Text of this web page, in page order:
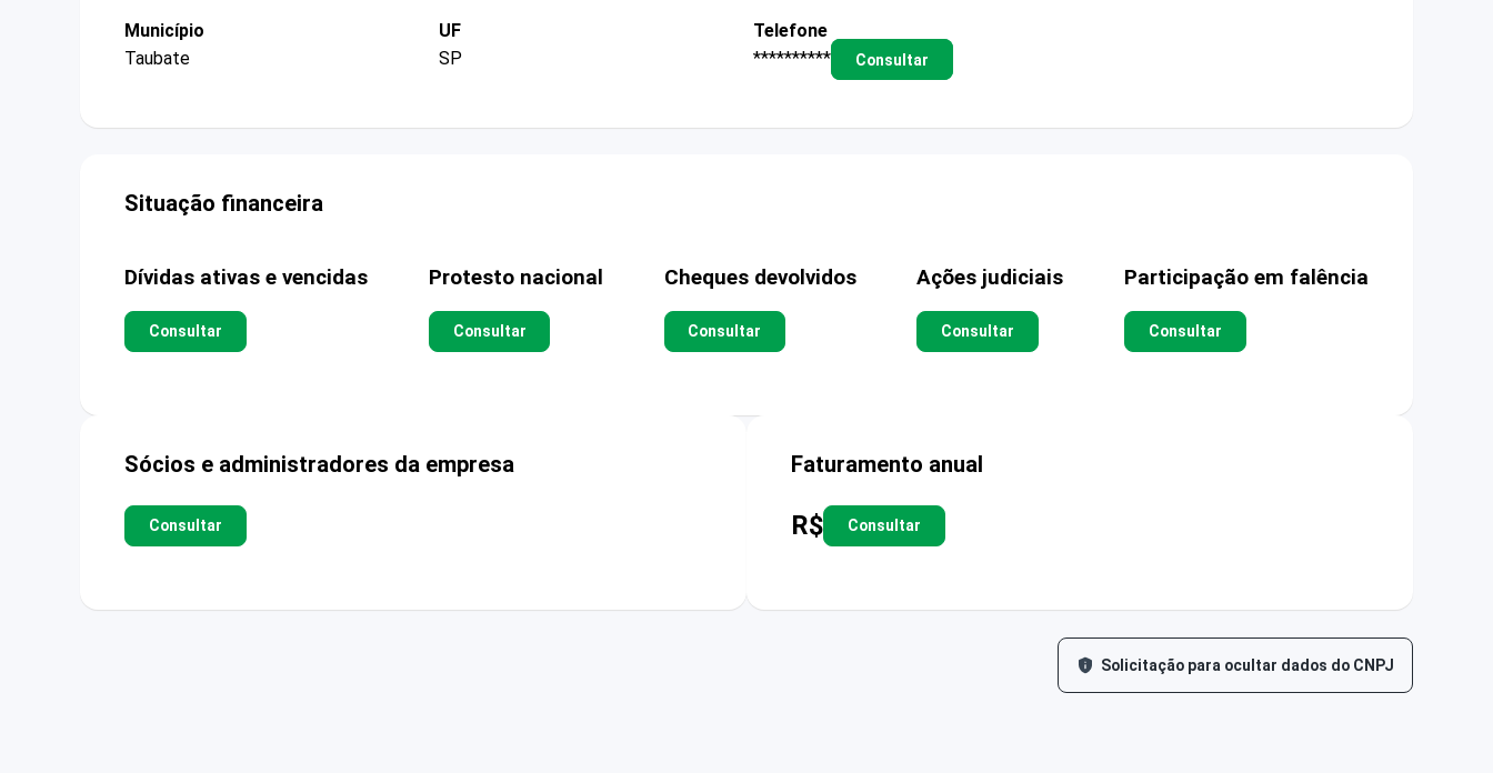
Município
Taubate
UF
SP
Telefone
**********
Consultar
Situação financeira
Dívidas ativas e vencidas
Consultar
Protesto nacional
Consultar
Cheques devolvidos
Consultar
Ações judiciais
Consultar
Participação em falência
Consultar
Sócios e administradores da empresa
Consultar
Faturamento anual
R$ Consultar
Solicitação para ocultar dados do CNPJ